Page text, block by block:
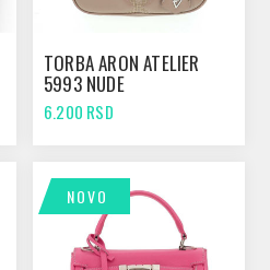
TORBA ARON ATELIER
5993 NUDE
6.200 RSD
NOVO